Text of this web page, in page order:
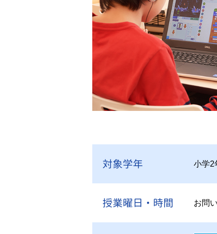
対象学年 小学2
授業曜日・時間 お問